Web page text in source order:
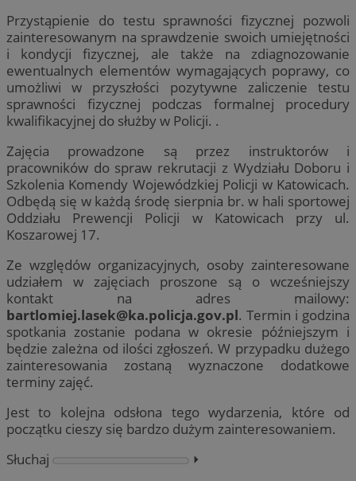
Przystąpienie do testu sprawności fizycznej pozwoli
zainteresowanym na sprawdzenie swoich umiejętności
i kondycji fizycznej, ale także na zdiagnozowanie
ewentualnych elementów wymagających poprawy, co
umożliwi w przyszłości pozytywne zaliczenie testu
sprawności fizycznej podczas formalnej procedury
kwalifikacyjnej do służby w Policji. .
Zajęcia prowadzone są przez instruktorów i
pracowników do spraw rekrutacji z Wydziału Doboru i
Szkolenia Komendy Wojewódzkiej Policji w Katowicach.
Odbędą się w każdą środę sierpnia br. w hali sportowej
Oddziału Prewencji Policji w Katowicach przy ul.
Koszarowej 17.
Ze względów organizacyjnych, osoby zainteresowane
udziałem w zajęciach proszone są o wcześniejszy
kontakt na adres mailowy:
bartlomiej.lasek@ka.policja.gov.pl. Termin i godzina
spotkania zostanie podana w okresie późniejszym i
będzie zależna od ilości zgłoszeń. W przypadku dużego
zainteresowania zostaną wyznaczone dodatkowe
terminy zajęć.
Jest to kolejna odsłona tego wydarzenia, które od
początku cieszy się bardzo dużym zainteresowaniem.
Słuchaj
⏵︎